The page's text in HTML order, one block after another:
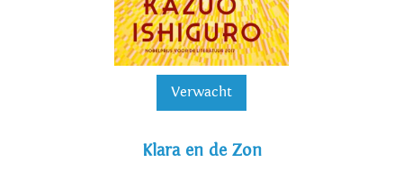
Verwacht
Klara en de Zon